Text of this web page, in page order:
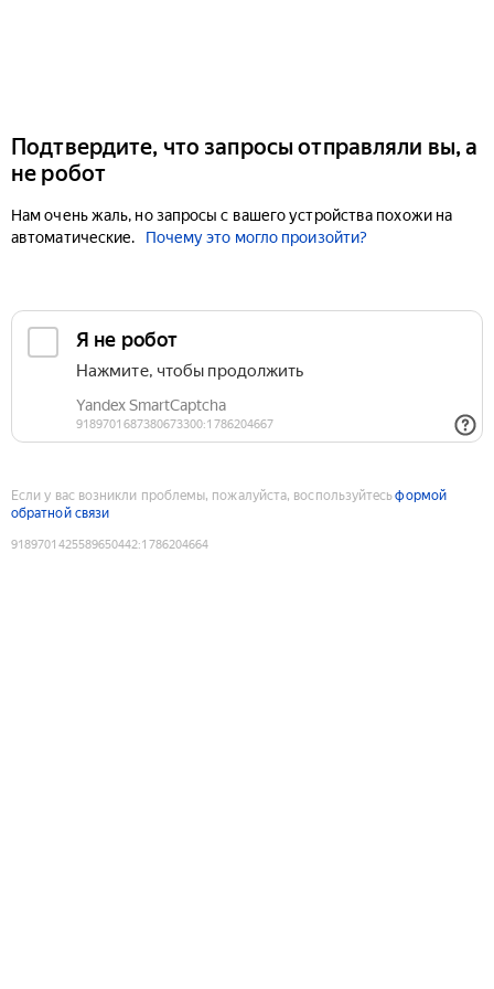
Подтвердите, что запросы отправляли вы, а
не робот
Нам очень жаль, но запросы с вашего устройства похожи на
автоматические.
Почему это могло произойти?
Если у вас возникли проблемы, пожалуйста, воспользуйтесьформой
обратной связи
9189701425589650442:1786204664